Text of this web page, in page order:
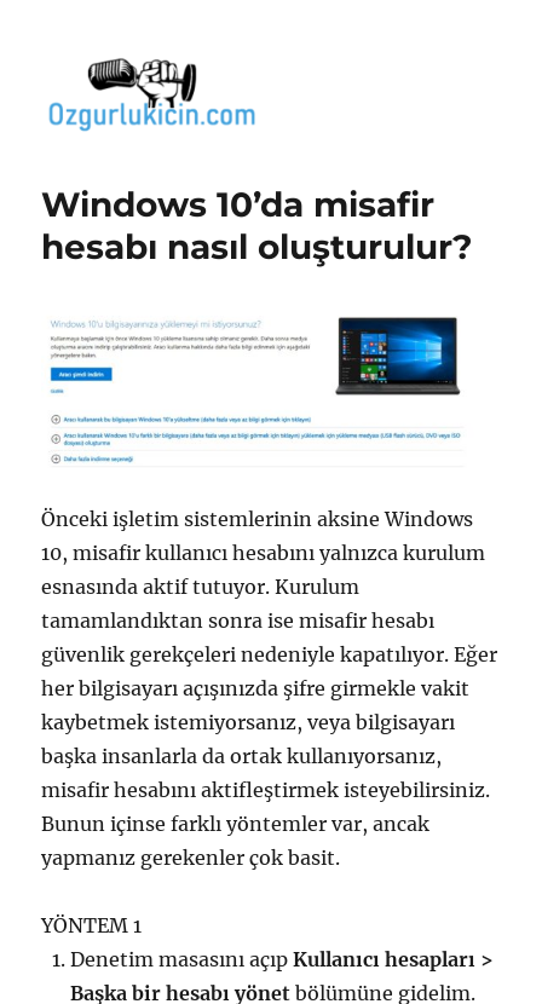
Windows 10’da misafir
hesabı nasıl oluşturulur?
Önceki işletim sistemlerinin aksine Windows
10, misafir kullanıcı hesabını yalnızca kurulum
esnasında aktif tutuyor. Kurulum
tamamlandıktan sonra ise misafir hesabı
güvenlik gerekçeleri nedeniyle kapatılıyor. Eğer
her bilgisayarı açışınızda şifre girmekle vakit
kaybetmek istemiyorsanız, veya bilgisayarı
başka insanlarla da ortak kullanıyorsanız,
misafir hesabını aktifleştirmek isteyebilirsiniz.
Bunun içinse farklı yöntemler var, ancak
yapmanız gerekenler çok basit.
YÖNTEM 1
Denetim masasını açıpKullanıcı hesapları >
Başka bir hesabı yönetbölümüne gidelim.